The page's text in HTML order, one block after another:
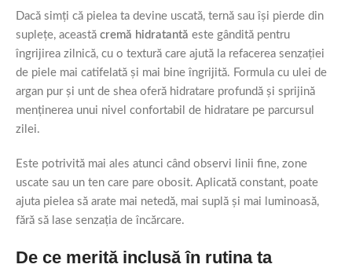
Dacă simți că pielea ta devine uscată, ternă sau își pierde din
suplețe, această cremă hidratantă este gândită pentru
îngrijirea zilnică, cu o textură care ajută la refacerea senzației
de piele mai catifelată și mai bine îngrijită. Formula cu ulei de
argan pur și unt de shea oferă hidratare profundă și sprijină
menținerea unui nivel confortabil de hidratare pe parcursul
zilei.
Este potrivită mai ales atunci când observi linii fine, zone
uscate sau un ten care pare obosit. Aplicată constant, poate
ajuta pielea să arate mai netedă, mai suplă și mai luminoasă,
fără să lase senzația de încărcare.
De ce merită inclusă în rutina ta